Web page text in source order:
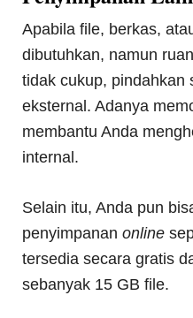
Apabila file, berkas,
dibutuhkan, namun
tidak cukup, pindahkan
eksternal. Adanya
membantu Anda
internal.
Selain itu, Anda pun
penyimpananonline
tersedia secara gratis
sebanyak 15 GB file.